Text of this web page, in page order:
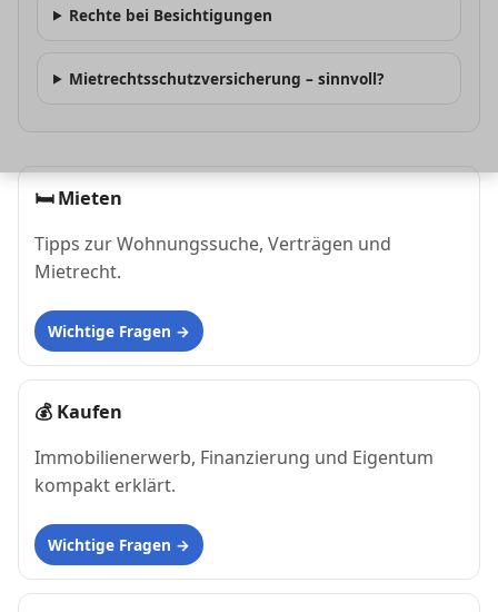
Rechte bei Besichtigungen
Mietrechtsschutzversicherung – sinnvoll?
🛏Mieten
Tipps zur Wohnungssuche, Verträgen und
Mietrecht.
Wichtige Fragen
💰 Kaufen
Immobilienerwerb, Finanzierung und Eigentum
kompakt erklärt.
Wichtige Fragen